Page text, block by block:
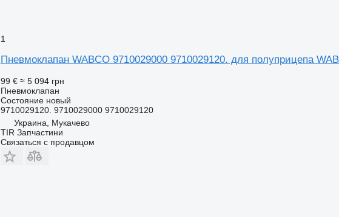
1
Пневмоклапан WABCO 9710029000 9710029120. для полуприцепа
99 € ≈ 5 094 грн
Пневмоклапан
Состояниеновый
9710029120. 9710029000 9710029120
Украина, Мукачево
TIR Запчастини
Связаться с продавцом